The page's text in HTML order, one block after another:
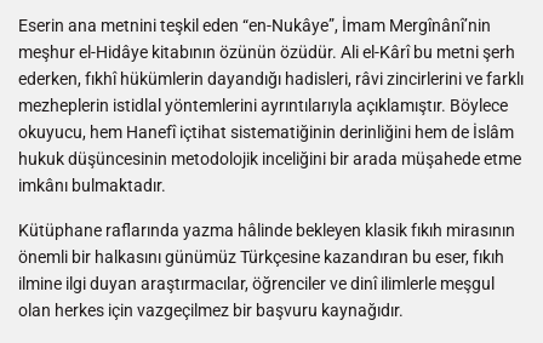
Eserin ana metnini teşkil eden “en-Nukâye”, İmam Mergînânî’nin
meşhur el-Hidâye kitabının özünün özüdür. Ali el-Kârî bu metni şerh
ederken, fıkhî hükümlerin dayandığı hadisleri, râvi zincirlerini ve farklı
mezheplerin istidlal yöntemlerini ayrıntılarıyla açıklamıştır. Böylece
okuyucu, hem Hanefî içtihat sistematiğinin derinliğini hem de İslâm
hukuk düşüncesinin metodolojik inceliğini bir arada müşahede etme
imkânı bulmaktadır.
Kütüphane raflarında yazma hâlinde bekleyen klasik fıkıh mirasının
önemli bir halkasını günümüz Türkçesine kazandıran bu eser, fıkıh
ilmine ilgi duyan araştırmacılar, öğrenciler ve dinî ilimlerle meşgul
olan herkes için vazgeçilmez bir başvuru kaynağıdır.